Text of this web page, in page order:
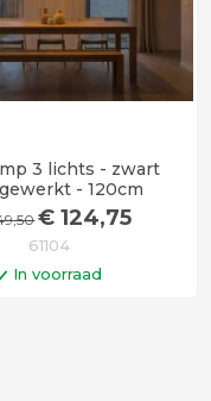
3 lichts - zwart
- 120cm
,50 € 124,75
61104
In voorraad